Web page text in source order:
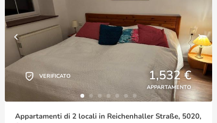
VERIFICATO 1,532 €
APPARTAMENTO
Appartamenti di 2 locali in Reichenhaller Straße, 5020,